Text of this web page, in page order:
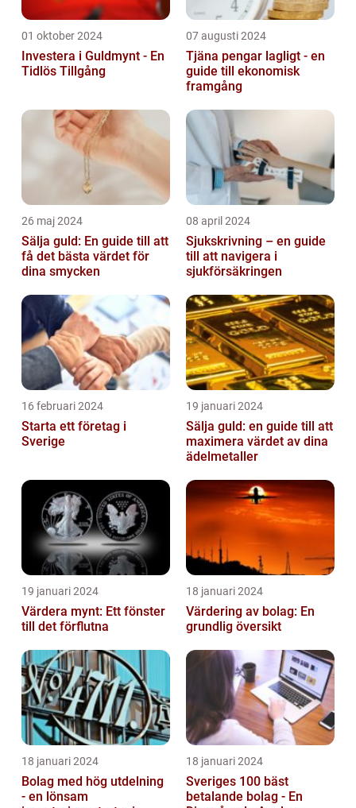
01 oktober 2024
Investera i Guldmynt - En
Tidlös Tillgång
07 augusti 2024
Tjäna pengar lagligt - en
guide till ekonomisk
framgång
26 maj 2024
Sälja guld: En guide till att
få det bästa värdet för
dina smycken
08 april 2024
Sjukskrivning – en guide
till att navigera i
sjukförsäkringen
16 februari 2024
Starta ett företag i
Sverige
19 januari 2024
Sälja guld: en guide till att
maximera värdet av dina
ädelmetaller
19 januari 2024
Värdera mynt: Ett fönster
till det förflutna
18 januari 2024
Värdering av bolag: En
grundlig översikt
18 januari 2024
Bolag med hög utdelning
- en lönsam
18 januari 2024
Sveriges 100 bäst
betalande bolag - En